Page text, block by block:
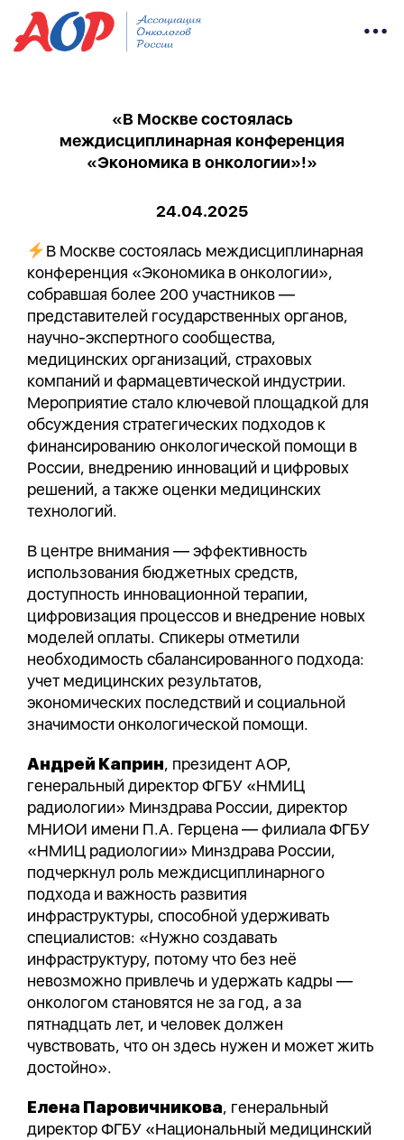
«В Москве состоялась
междисциплинарная конференция
«Экономика в онкологии»!»
24.04.2025
В Москве состоялась междисциплинарная
конференция «Экономика в онкологии»,
собравшая более 200 участников —
представителей государственных органов,
научно-экспертного сообщества,
медицинских организаций, страховых
компаний и фармацевтической индустрии.
Мероприятие стало ключевой площадкой для
обсуждения стратегических подходов к
финансированию онкологической помощи в
России, внедрению инноваций и цифровых
решений, а также оценки медицинских
технологий.
В центре внимания — эффективность
использования бюджетных средств,
доступность инновационной терапии,
цифровизация процессов и внедрение новых
моделей оплаты. Спикеры отметили
необходимость сбалансированного подхода:
учет медицинских результатов,
экономических последствий и социальной
значимости онкологической помощи.
Андрей Каприн, президент АОР,
генеральный директор ФГБУ «НМИЦ
радиологии» Минздрава России, директор
МНИОИ имени П.А. Герцена — филиала ФГБУ
«НМИЦ радиологии» Минздрава России,
подчеркнул роль междисциплинарного
подхода и важность развития
инфраструктуры, способной удерживать
специалистов: «Нужно создавать
инфраструктуру, потому что без неё
невозможно привлечь и удержать кадры —
онкологом становятся не за год, а за
пятнадцать лет, и человек должен
чувствовать, что он здесь нужен и может жить
достойно».
Елена Паровичникова, генеральный
директор ФГБУ «Национальный медицинский